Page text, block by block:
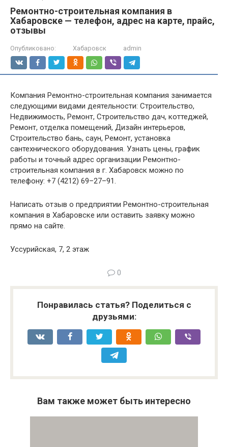
Ремонтно-строительная компания в
Хабаровске — телефон, адрес на карте, прайс,
отзывы
Опубликовано: Хабаровск admin
Компания Ремонтно-строительная компания занимается
следующими видами деятельности: Строительство,
Недвижимость, Ремонт, Строительство дач, коттеджей,
Ремонт, отделка помещений, Дизайн интерьеров,
Строительство бань, саун, Ремонт, установка
сантехнического оборудования. Узнать цены, график
работы и точный адрес организации Ремонтно-
строительная компания в г. Хабаровск можно по
телефону: +7 (4212) 69–27–91.
Написать отзыв о предприятии Ремонтно-строительная
компания в Хабаровске или оставить заявку можно
прямо на сайте.
Уссурийская, 7, 2 этаж
0
Понравилась статья? Поделиться с
друзьями:
Вам также может быть интересно